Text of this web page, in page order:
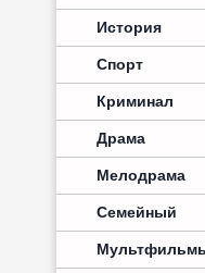
История
Спорт
Криминал
Драма
Мелодрама
Семейный